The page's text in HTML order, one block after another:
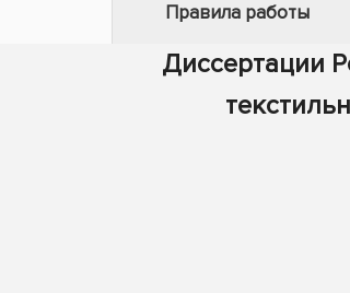
Правила работы
Диссертации